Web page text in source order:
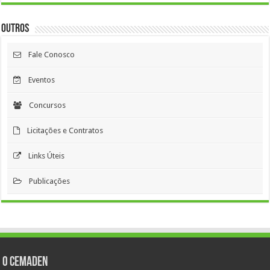
Outros
Fale Conosco
Eventos
Concursos
Licitações e Contratos
Links Úteis
Publicações
O Cemaden